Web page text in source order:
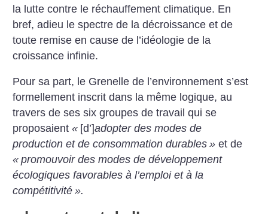
la lutte contre le réchauffement climatique. En
bref, adieu le spectre de la décroissance et de
toute remise en cause de l’idéologie de la
croissance infinie.
Pour sa part, le Grenelle de l’environnement s’est
formellement inscrit dans la même logique, au
travers de ses six groupes de travail qui se
proposaient« [d’]adopter des modes de
production et de consommation durables » et de
« promouvoir des modes de développement
écologiques favorables à l’emploi et à la
compétitivité ».